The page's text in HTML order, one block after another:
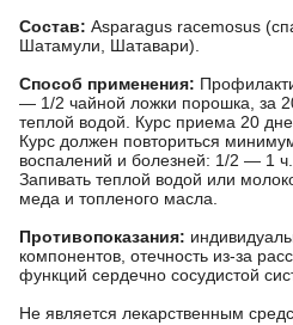
Состав:Asparagus racemosus
Шатамули, Шатавари).
Способ применения:
— 1/2 чайной ложки порошка, за
теплой водой. Курс приема 20
Курс должен повториться
воспалений и болезней: 1/2 — 1
Запивать теплой водой или
меда и топленого масла.
Противопоказания:
компонентов, отечность из-за
функций сердечно сосудистой
Не является лекарственным